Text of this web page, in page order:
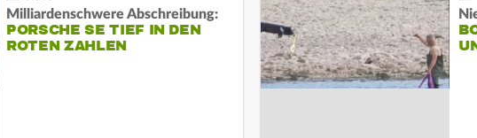
Milliardenschwere Abschreibung:
PORSCHE SE TIEF IN DEN
ROTEN ZAHLEN